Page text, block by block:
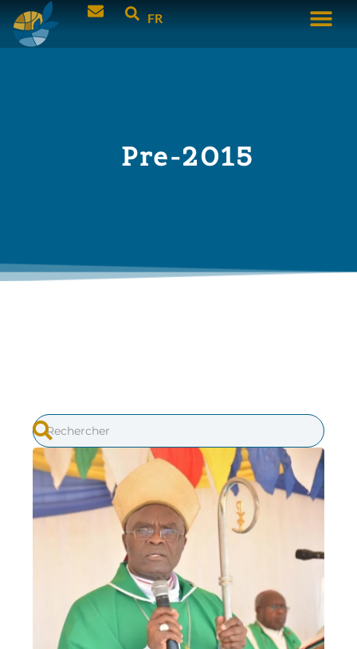
FR
Pre-2015